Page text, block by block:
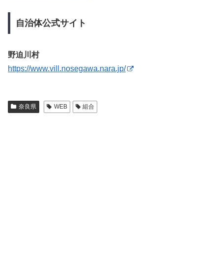
自治体公式サイト
野迫川村
https://www.vill.nosegawa.nara.jp/
奈良県 WEB 組合